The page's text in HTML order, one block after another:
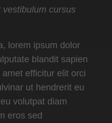
cursus
lorem ipsum dolor
blandit sapien
efficitur elit orci
ut hendrerit eu
volutpat diam
eros sed